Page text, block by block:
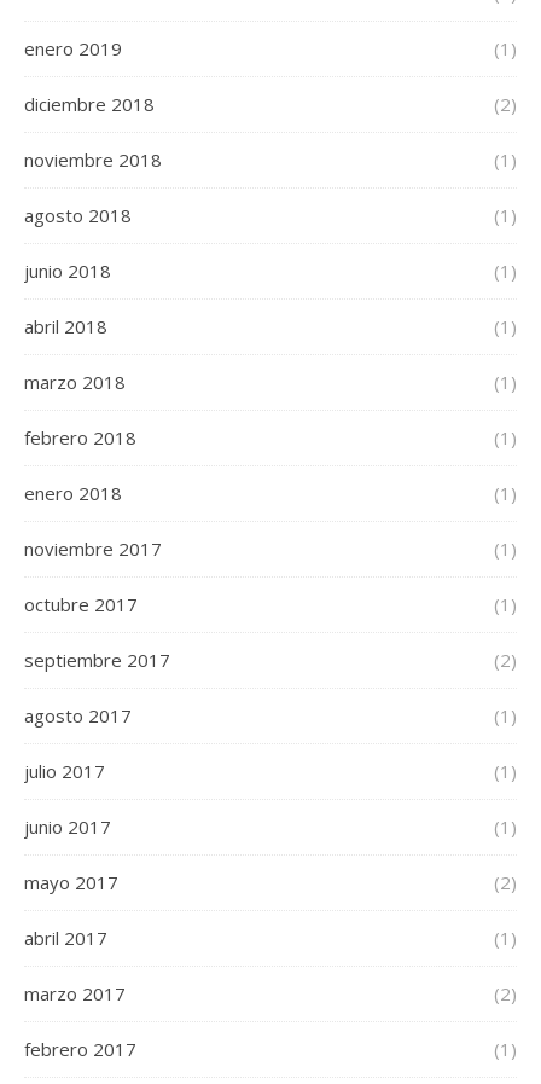
enero 2019 (1)
diciembre 2018 (2)
noviembre 2018 (1)
agosto 2018 (1)
junio 2018 (1)
abril 2018 (1)
marzo 2018 (1)
febrero 2018 (1)
enero 2018 (1)
noviembre 2017 (1)
octubre 2017 (1)
septiembre 2017 (2)
agosto 2017 (1)
julio 2017 (1)
junio 2017 (1)
mayo 2017 (2)
abril 2017 (1)
marzo 2017 (2)
febrero 2017 (1)